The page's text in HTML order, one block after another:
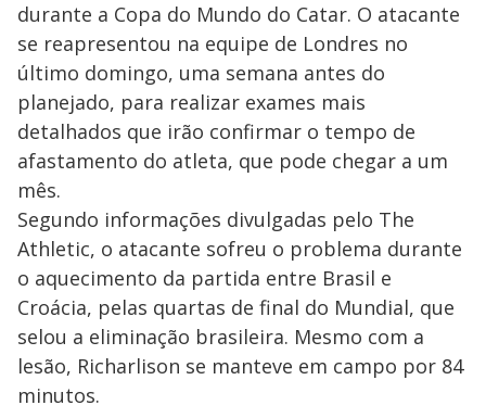
durante a Copa do Mundo do Catar. O atacante
se reapresentou na equipe de Londres no
último domingo, uma semana antes do
planejado, para realizar exames mais
detalhados que irão confirmar o tempo de
afastamento do atleta, que pode chegar a um
mês.
Segundo informações divulgadas pelo The
Athletic, o atacante sofreu o problema durante
o aquecimento da partida entre Brasil e
Croácia, pelas quartas de final do Mundial, que
selou a eliminação brasileira. Mesmo com a
lesão, Richarlison se manteve em campo por 84
minutos.